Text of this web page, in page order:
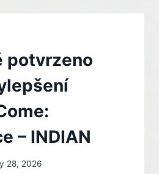
potvrzeno
– INDIAN
28, 2026